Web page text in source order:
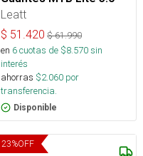
Leatt
$ 51.420 $61.990
en 6cuotas de $8.570sin
interés
ahorras $2.060 por
transferencia.
Disponible
23%OFF